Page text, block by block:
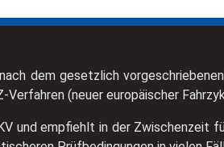
dem gesetzlich
(neuer europäischer
und empfiehlt in der Zwischenzeit